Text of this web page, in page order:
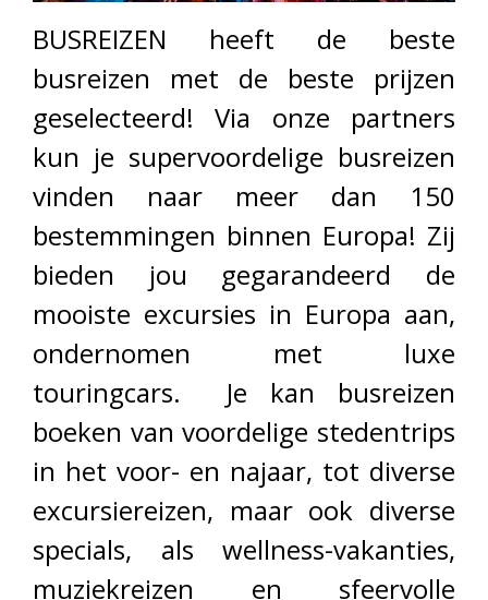
BUSREIZEN heeft de beste
busreizen met de beste prijzen
geselecteerd! Via onze partners
kun je supervoordelige busreizen
vinden naar meer dan 150
bestemmingen binnen Europa! Zij
bieden jou gegarandeerd de
mooiste excursies in Europa aan,
ondernomen met luxe
touringcars. Je kan busreizen
boeken van voordelige stedentrips
in het voor- en najaar, tot diverse
excursiereizen, maar ook diverse
specials, als wellness-vakanties,
muziekreizen en sfeervolle